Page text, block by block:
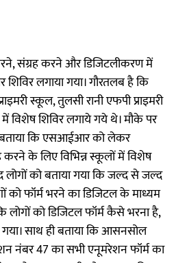
संग्रह करने और डिजिटलीकरण में
शिविर लगाया गया। गौरतलब है कि
स्कूल, तुलसी रानी एफपी प्राइमरी
शिविर लगाये गये थे। मौके पर
बताया कि एसआईआर को लेकर
के लिए विभिन्न स्कूलों में विशेष
लोगों को बताया गया कि जल्द से जल्द
को फॉर्म भरने का डिजिटल के माध्यम
लोगों को डिजिटल फॉर्म कैसे भरना है,
साथ ही बताया कि आसनसोल
नंबर 47 का सभी एनूमरेशन फॉर्म का